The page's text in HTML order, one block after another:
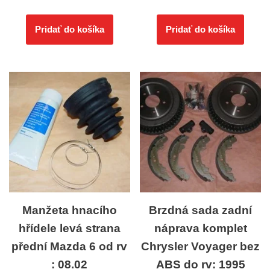
Pridať do košíka Pridať do košíka
Manžeta hnacího
hřídele levá strana
přední Mazda 6 od rv
: 08.02
Brzdná sada zadní
náprava komplet
Chrysler Voyager bez
ABS do rv: 1995